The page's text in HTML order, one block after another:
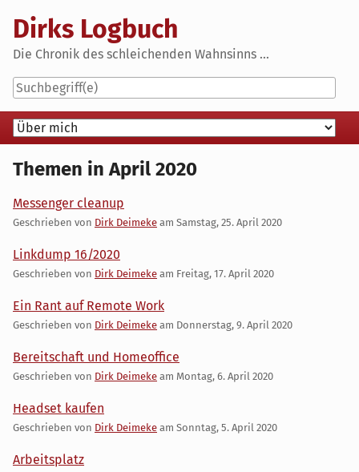
content
Dirks Logbuch
Die Chronik des schleichenden Wahnsinns ...
Navigation
Themen in April 2020
Messenger cleanup
Geschrieben von Dirk Deimeke am Samstag, 25. April 2020
Linkdump 16/2020
Geschrieben von Dirk Deimeke am Freitag, 17. April 2020
Ein Rant auf Remote Work
Geschrieben von Dirk Deimeke am Donnerstag, 9. April 2020
Bereitschaft und Homeoffice
Geschrieben von Dirk Deimeke am Montag, 6. April 2020
Headset kaufen
Geschrieben von Dirk Deimeke am Sonntag, 5. April 2020
Arbeitsplatz